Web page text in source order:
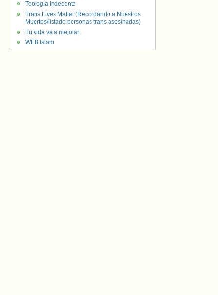
Teología Indecente
Trans Lives Matter (Recordando a Nuestros
Muertos/listado personas trans asesinadas)
Tu vida va a mejorar
WEB Islam